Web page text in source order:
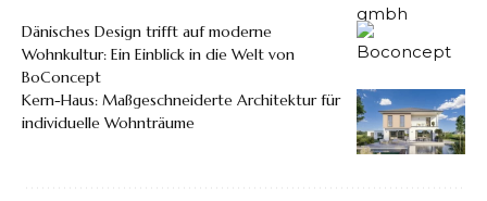
Dänisches Design trifft auf moderne
Wohnkultur: Ein Einblick in die Welt von
BoConcept
Kern-Haus: Maßgeschneiderte Architektur für
individuelle Wohnträume